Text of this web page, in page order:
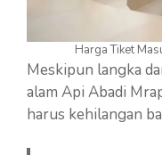
Harga Tiket
Meskipun langka
alam Api Abadi
harus kehilangan